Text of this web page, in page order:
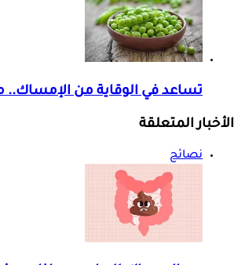
تساعد في الوقاية من الإمساك..
الأخبار المتعلقة
نصائح